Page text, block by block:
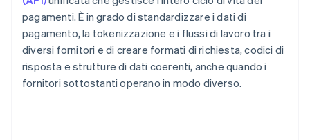
pagamenti. È in grado di standardizzare i dati di
pagamento, la tokenizzazione e i flussi di lavoro tra i
diversi fornitori e di creare formati di richiesta, codici di
risposta e strutture di dati coerenti, anche quando i
fornitori sottostanti operano in modo diverso.